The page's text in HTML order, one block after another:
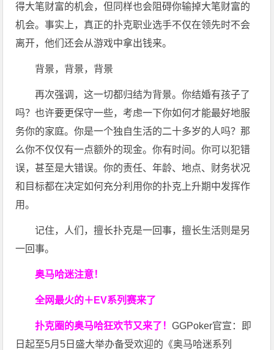
得大笔财富的机会，但同样也会阻碍你输掉大笔财富的
机会。事实上，真正的扑克职业选手不仅在领先时不会
离开，他们还会从游戏中拿出钱来。
背景，背景，背景
再次强调，这一切都归结为背景。你结婚有孩子了
吗？也许要更保守一些，考虑一下你如何才能最好地服
务你的家庭。你是一个独自生活的二十多岁的人吗？那
么你不仅仅有一点额外的现金。你有时间。你可以犯错
误，甚至是大错误。你的责任、年龄、地点、财务状况
和目标都在决定如何充分利用你的扑克上升期中发挥作
用。
记住，人们，擅长扑克是一回事，擅长生活则是另
一回事。
奥马哈迷注意！
全网最火的＋EV系列赛来了
扑克圈的奥马哈狂欢节又来了！GGPoker官宣：即
日起至5月5日盛大举办备受欢迎的《奥马哈迷系列